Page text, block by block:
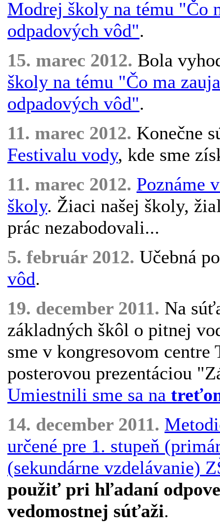
Modrej školy na tému "Čo
odpadových vôd".
15. marec 2012. Bola
školy na tému "Čo ma
odpadových vôd".
11. marec 2012. Konečne
Festivalu vody, kde sme
11. marec 2012. Poznáme
školy. Žiaci našej školy,
prác nezabodovali...
5. február 2012. Učebná
vôd.
19. december 2011. Na
základných škôl o pitnej
sme v kongresovom
posterovou prezentáciou
Umiestnili sme sa na
14. december 2011.
určené pre 1. stupeň
(sekundárne vzdelávanie)
použiť pri hľadaní
vedomostnej súťaži.